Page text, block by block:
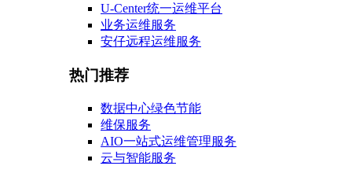
U-Center统一运维平台
业务运维服务
安仔远程运维服务
热门推荐
数据中心绿色节能
维保服务
AIO一站式运维管理服务
云与智能服务